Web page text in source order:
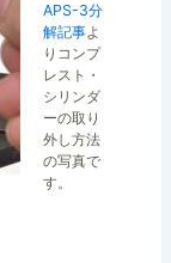
APS-3分
解記事よ
りコンプ
レスト・
シリンダ
ーの取り
外し方法
の写真で
す。